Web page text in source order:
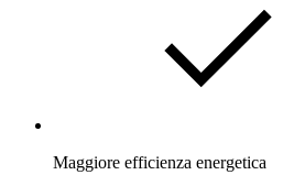
Maggiore efficienza energetica